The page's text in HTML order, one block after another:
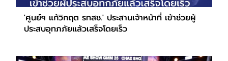
'ศูนย์ฯ แก้วิกฤต รทสช.' ประสานเจ้าหน้าที่ เข้าช่วยผู้
ประสบอุทภภัยแล้วเสร็จโดยเร็ว